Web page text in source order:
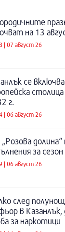
на 13
| 07 август 26
се
г.
| 06 август 26
за
| 06 август 26
след
в
за наркотици